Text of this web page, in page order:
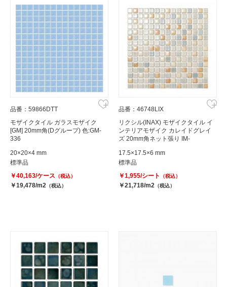
品番：59866DTT
モザイクタイル ガラスモザイク
[GM] 20mm角(Dグループ) 色:GM-
336
20×20×4 mm
標準品
￥40,163/ケース （税込）
￥19,478/m2 （税込）
品番：46748LIX
リクシル(INAX) モザイクタイル イ
ンテリアモザイク カレイドグレイ
ズ 20mm角ネット張り IM-
17.5×17.5×6 mm
標準品
￥1,955/シート
（税込）
￥21,718/m2 （税込）